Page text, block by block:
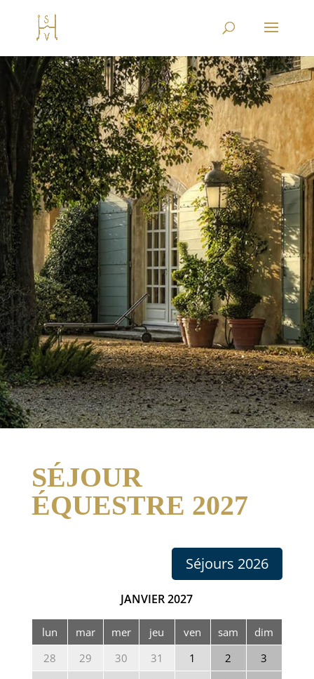
SÉJOUR
ÉQUESTRE 2027
Séjours 2026
JANVIER 2027
lun mar mer jeu ven sam
dim
28
29 30 31 1 2
3